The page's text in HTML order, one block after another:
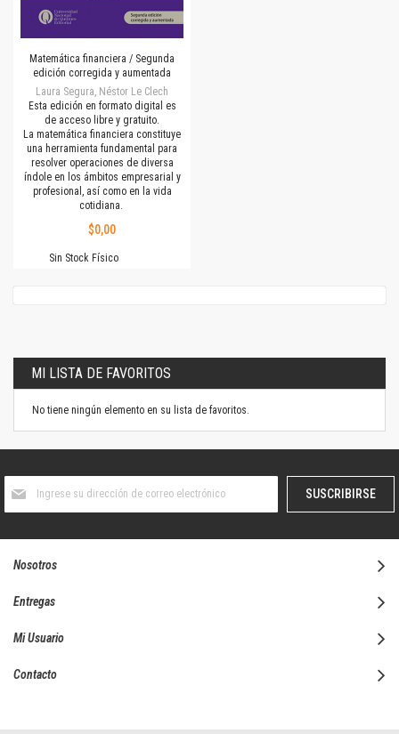
Matemática financiera / Segunda
edición corregida y aumentada
Laura Segura, Néstor Le Clech
Esta edición en formato digital es
de acceso libre y gratuito.
La matemática financiera constituye
una herramienta fundamental para
resolver operaciones de diversa
índole en los ámbitos empresarial y
profesional, así como en la vida
cotidiana.
$0,00
Sin Stock Físico
MI LISTA DE FAVORITOS
No tiene ningún elemento en su lista de favoritos.
boletín
SUSCRIBIRSE
Nosotros
Entregas
Mi Usuario
Contacto